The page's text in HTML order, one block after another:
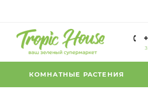
КОМНАТНЫЕ РАСТЕНИЯ